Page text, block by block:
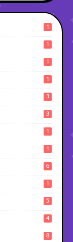
1
1
1
1
3
3
1
1
6
1
5
4
8